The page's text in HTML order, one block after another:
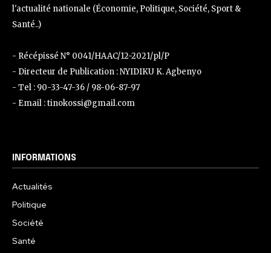
l'actualité nationale (Économie, Politique, Société, Sport &
Santé..)
- Récépissé N° 0041/HAAC/12-2021/pl/P
- Directeur de Publication : NYIDIKU K. Agbenyo
- Tel : 90-33-47-36 / 98-06-87-97
- Email : tinokossi@gmail.com
INFORMATIONS
Actualités
Politique
Société
Santé